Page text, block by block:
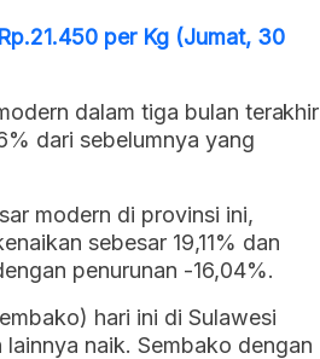
per Kg (Jumat, 30
dalam tiga bulan terakhir
dari sebelumnya yang
modern di provinsi ini,
sebesar 19,11% dan
penurunan -16,04%.
hari ini di Sulawesi
naik. Sembako dengan